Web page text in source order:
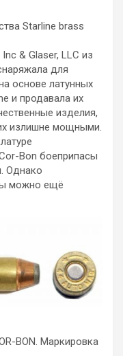
Starline brass
& Glaser, LLC из
для
основе латунных
и продавала их
изделия,
излишне мощными.
Bon боеприпасы
Однако
можно ещё
BON. Маркировка